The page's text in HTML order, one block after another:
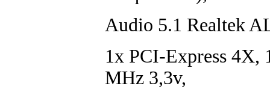
Audio 5.1 Realtek
1x PCI-Express 4X,
MHz 3,3v,